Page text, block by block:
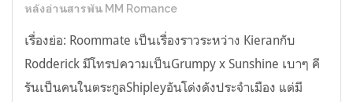
หลังอ่านสารพัน MM Romance
เรื่องย่อ: Roommate เป็นเรื่องราวระหว่าง Kieranกับ
Rodderick มีโทรปความเป็นGrumpy x Sunshine เบาๆ คี
รันเป็นคนในตระกูลShipleyอันโด่งดังประจำเมือง แต่มี